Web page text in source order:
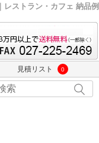
ストラン・カフェ 納品例
見積リスト 0